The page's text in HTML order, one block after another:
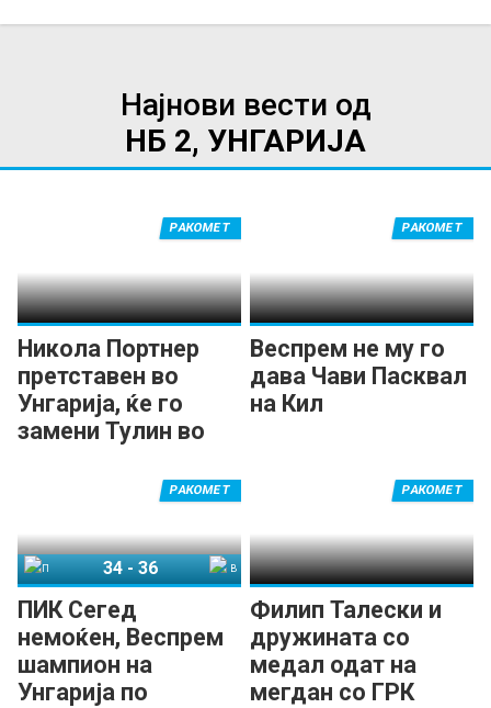
Најнови вести од
НБ 2, УНГАРИЈА
Никола Портнер
претставен во
Унгарија, ќе го
замени Тулин во
РАКОМЕТ
Веспрем не му го
дава Чави Пасквал
на Кил
РАКОМЕТ
ПИК Сегед
немоќен, Веспрем
шампион на
Унгарија по
РАКОМЕТ
34- 36
Филип Талески и
дружината со
медал одат на
мегдан со ГРК
РАКОМЕТ